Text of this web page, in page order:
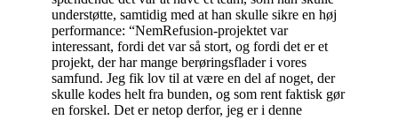
understøtte, samtidig med at han skulle sikre en høj
performance: “NemRefusion-projektet var
interessant, fordi det var så stort, og fordi det er et
projekt, der har mange berøringsflader i vores
samfund. Jeg fik lov til at være en del af noget, der
skulle kodes helt fra bunden, og som rent faktisk gør
en forskel. Det er netop derfor, jeg er i denne